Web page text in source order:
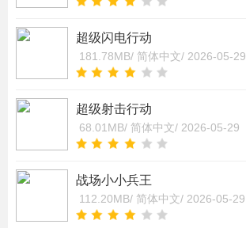
超级闪电行动
181.78MB/ 简体中文/ 2026-05-29
超级射击行动
68.01MB/ 简体中文/ 2026-05-29
战场小小兵王
112.20MB/ 简体中文/ 2026-05-29